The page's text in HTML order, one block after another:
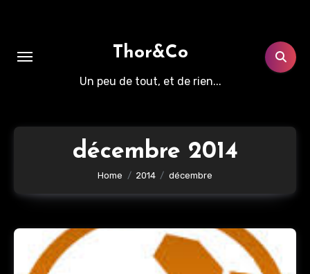
Thor&Co
Un peu de tout, et de rien...
décembre 2014
Home 2014 décembre